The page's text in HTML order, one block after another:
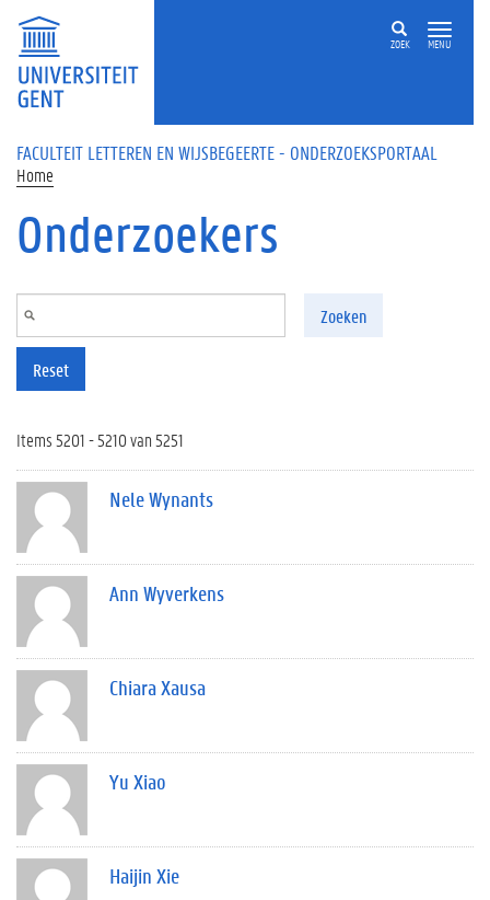
Overslaan en naar de inhoud gaan
ZOEK MENU
FACULTEIT LETTEREN EN WIJSBEGEERTE - ONDERZOEKSPORTAAL
Home
Onderzoekers
Zoeken
Reset
Items 5201 - 5210 van 5251
Nele Wynants
Ann Wyverkens
Chiara Xausa
Yu Xiao
Haijin Xie